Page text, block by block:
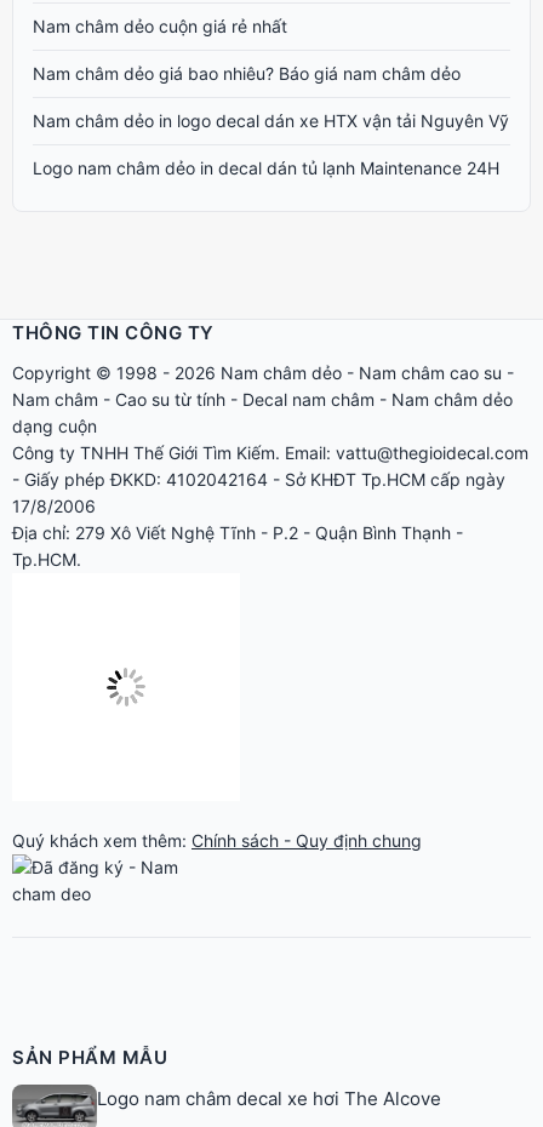
Nam châm dẻo cuộn giá rẻ nhất
Nam châm dẻo giá bao nhiêu? Báo giá nam châm dẻo
Nam châm dẻo in logo decal dán xe HTX vận tải Nguyên Vỹ
Logo nam châm dẻo in decal dán tủ lạnh Maintenance 24H
THÔNG TIN CÔNG TY
Copyright © 1998 - 2026 Nam châm dẻo - Nam châm cao su -
Nam châm - Cao su từ tính - Decal nam châm - Nam châm dẻo
dạng cuộn
Công ty TNHH Thế Giới Tìm Kiếm. Email: vattu@thegioidecal.com
- Giấy phép ĐKKD: 4102042164 - Sở KHĐT Tp.HCM cấp ngày
17/8/2006
Địa chỉ: 279 Xô Viết Nghệ Tĩnh - P.2 - Quận Bình Thạnh -
Tp.HCM.
SẢN PHẨM MẪU
Logo decal nam châm dẻo Vietnam Tourism Hà
Logo nam châm dán xe Kênh Thuê Xe